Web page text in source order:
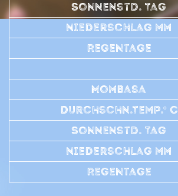
Sonnenstd. Tag
Niederschlag mm
Regentage
Mombasa
Durchschn.Temp.º C
Sonnenstd. Tag
Niederschlag mm
Regentage